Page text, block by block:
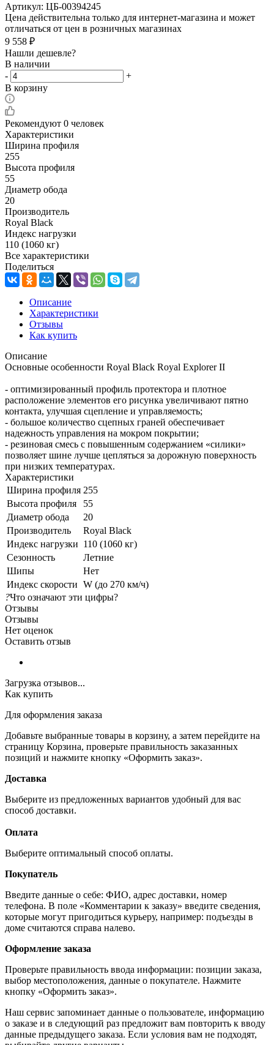
Артикул: ЦБ-00394245
Цена действительна только для интернет-магазина и может
отличаться от цен в розничных магазинах
9 558 ₽
Нашли дешевле?
В наличии
-
+
В корзину
Рекомендуют 0 человек
Характеристики
Ширина профиля
255
Высота профиля
55
Диаметр обода
20
Производитель
Royal Black
Индекс нагрузки
110 (1060 кг)
Все характеристики
Поделиться
Описание
Характеристики
Отзывы
Как купить
Описание
Основные особенности Royal Black Royal Explorer II
- оптимизированный профиль протектора и плотное
расположение элементов его рисунка увеличивают пятно
контакта, улучшая сцепление и управляемость;
- большое количество сцепных граней обеспечивает
надежность управления на мокром покрытии;
- резиновая смесь с повышенным содержанием «силики»
позволяет шине лучше цепляться за дорожную поверхность
при низких температурах.
Характеристики
Ширина профиля 255
Высота профиля
55
Диаметр обода
20
Производитель
Royal Black
Индекс нагрузки 110 (1060 кг)
Сезонность
Летние
Шипы
Нет
Индекс скорости W (до 270 км/ч)
?Что означают эти цифры?
Отзывы
Отзывы
Нет оценок
Оставить отзыв
Загрузка отзывов...
Как купить
Для оформления заказа
Добавьте выбранные товары в корзину, а затем перейдите на
страницу Корзина, проверьте правильность заказанных
позиций и нажмите кнопку «Оформить заказ».
Доставка
Выберите из предложенных вариантов удобный для вас
способ доставки.
Оплата
Выберите оптимальный способ оплаты.
Покупатель
Введите данные о себе: ФИО, адрес доставки, номер
телефона. В поле «Комментарии к заказу» введите сведения,
которые могут пригодиться курьеру, например: подъезды в
доме считаются справа налево.
Оформление заказа
Проверьте правильность ввода информации: позиции заказа,
выбор местоположения, данные о покупателе. Нажмите
кнопку «Оформить заказ».
Наш сервис запоминает данные о пользователе, информацию
о заказе и в следующий раз предложит вам повторить к вводу
данные предыдущего заказа. Если условия вам не подходят,